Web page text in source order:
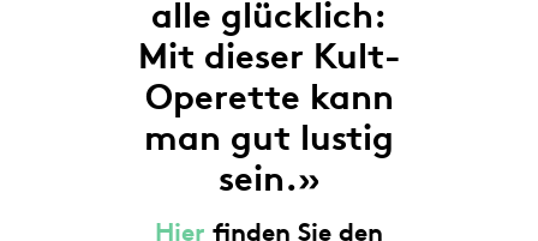
alle glücklich:
Mit dieser Kult-
Operette kann
man gut lustig
sein.»
Hier finden Sie den